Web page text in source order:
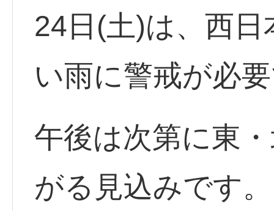
24日(土)は、西
い雨に警戒が必
午後は次第に東
がる見込みです。